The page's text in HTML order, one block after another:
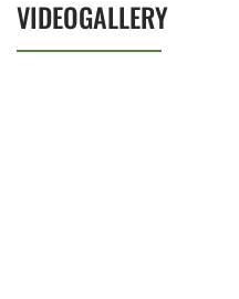
VIDEOGALLERY